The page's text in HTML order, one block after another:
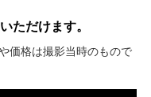
ただけます。
価格は撮影当時のもので